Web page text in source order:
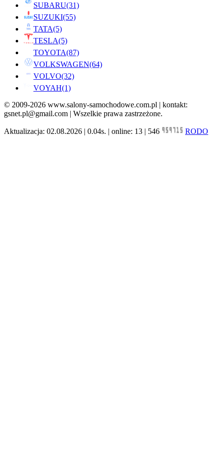
SUBARU(31)
SUZUKI(55)
TATA(5)
TESLA(5)
TOYOTA(87)
VOLKSWAGEN(64)
VOLVO(32)
VOYAH(1)
© 2009-2026 www.salony-samochodowe.com.pl | kontakt:
gsnet.pl@gmail.com | Wszelkie prawa zastrzeżone.
Aktualizacja: 02.08.2026 | 0.04s. | online: 13 | 546 RODO